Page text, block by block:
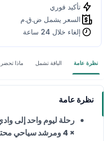
تأكيد فوري
السعر يشمل ض.ق.م
إلغاء خلال 24 ساعة
نظرة عامة الباقة تشمل ماذا
نظرة عامة
× 4 ومرشد سياحي محترف.